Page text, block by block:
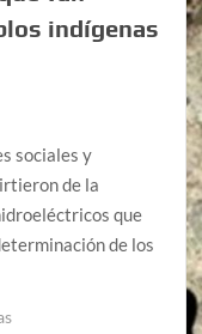
indígenas
sociales y
de la
que
de los